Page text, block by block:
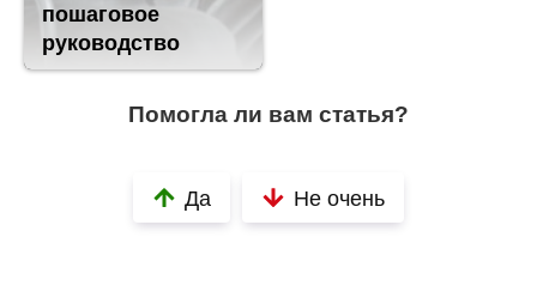
пошаговое
руководство
Помогла ли вам статья?
Да Не очень